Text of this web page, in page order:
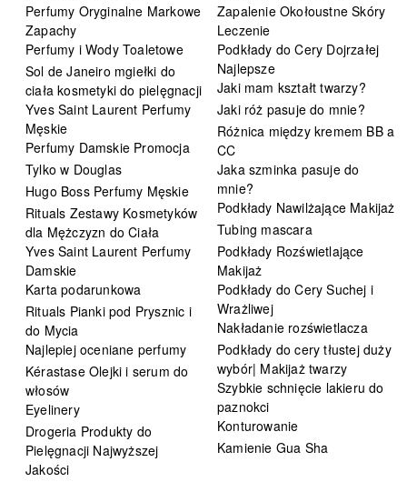
Perfumy Oryginalne Markowe
Zapachy
Perfumy i Wody Toaletowe
Sol de Janeiro mgiełki do
ciała kosmetyki do pielęgnacji
Yves Saint Laurent Perfumy
Męskie
Perfumy Damskie Promocja
Tylko w Douglas
Hugo Boss Perfumy Męskie
Rituals Zestawy Kosmetyków
dla Mężczyzn do Ciała
Yves Saint Laurent Perfumy
Damskie
Karta podarunkowa
Rituals Pianki pod Prysznic i
do Mycia
Najlepiej oceniane perfumy
Kérastase Olejki i serum do
włosów
Eyelinery
Drogeria Produkty do
Pielęgnacji Najwyższej
Jakości
Zapalenie Okołoustne Skóry
Leczenie
Podkłady do Cery Dojrzałej
Najlepsze
Jaki mam kształt twarzy?
Jaki róż pasuje do mnie?
Różnica między kremem BB a
CC
Jaka szminka pasuje do
mnie?
Podkłady Nawilżające Makijaż
Tubing mascara
Podkłady Rozświetlające
Makijaż
Podkłady do Cery Suchej i
Wrażliwej
Nakładanie rozświetlacza
Podkłady do cery tłustej duży
wybór| Makijaż twarzy
Szybkie schnięcie lakieru do
paznokci
Konturowanie
Kamienie Gua Sha